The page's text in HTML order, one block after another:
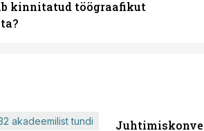
kinnitatud töögraafikut
akadeemilist tundi